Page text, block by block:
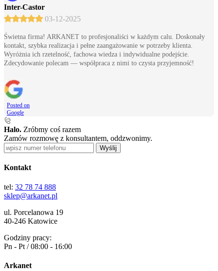
Inter-Castor
03-12-2025
Świetna firma! ARKANET to profesjonaliści w każdym calu. Doskonały
kontakt, szybka realizacja i pełne zaangażowanie w potrzeby klienta.
Wyróżnia ich rzetelność, fachowa wiedza i indywidualne podejście.
Zdecydowanie polecam — współpraca z nimi to czysta przyjemność!
Posted on
Google
Halo. Zróbmy coś razem
Zamów rozmowę z konsultantem, oddzwonimy.
Wyślij
Kontakt
tel: 32 78 74 888
sklep@arkanet.pl
ul. Porcelanowa 19
40-246 Katowice
Godziny pracy:
Pn - Pt / 08:00 - 16:00
Arkanet